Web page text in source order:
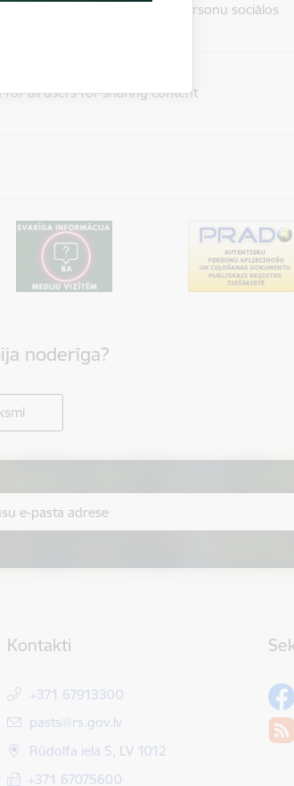
vietnē, izmantojot trešo personu sociālos
for all users for sharing content
noderīga?
Kontakti
+371 67913300
E-pasts:
pasts@rs.gov.lv
Rūdolfa iela 5, LV 1012
+371 67075600